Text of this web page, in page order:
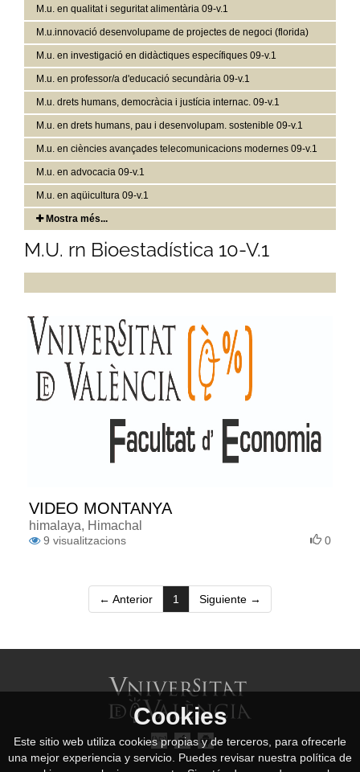
M.u. en qualitat i seguritat alimentària 09-v.1
M.u.innovació desenvolupame de projectes de negoci (florida)
M.u. en investigació en didàctiques específiques 09-v.1
M.u. en professor/a d'educació secundària 09-v.1
M.u. drets humans, democràcia i justícia internac. 09-v.1
M.u. en drets humans, pau i desenvolupam. sostenible 09-v.1
M.u. en ciències avançades telecomunicacions modernes 09-v.1
M.u. en advocacia 09-v.1
M.u. en aqüicultura 09-v.1
Mostra més...
M.U. rn Bioestadística 10-V.1
VIDEO MONTANYA
himalaya, Himachal
9 visualitzacions 0
← Anterior 1 (current)
Siguiente →
Cookies
Este sitio web utiliza cookies propias y de terceros, para ofrecerle
una mejor experiencia y servicio. Puedes revisar nuestra política de